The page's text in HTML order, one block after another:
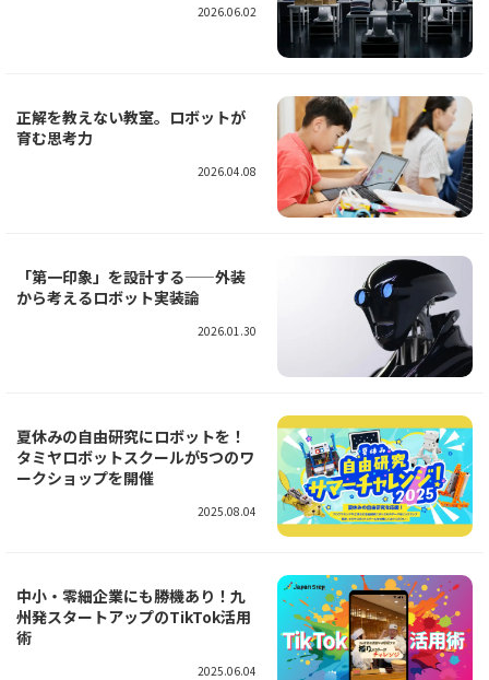
2026.06.02
正解を教えない教室。ロボットが
育む思考力
2026.04.08
「第一印象」を設計する——外装
から考えるロボット実装論
2026.01.30
夏休みの自由研究にロボットを！
タミヤロボットスクールが5つのワ
ークショップを開催
2025.08.04
中小・零細企業にも勝機あり！九
州発スタートアップのTikTok活用
術
2025.06.04